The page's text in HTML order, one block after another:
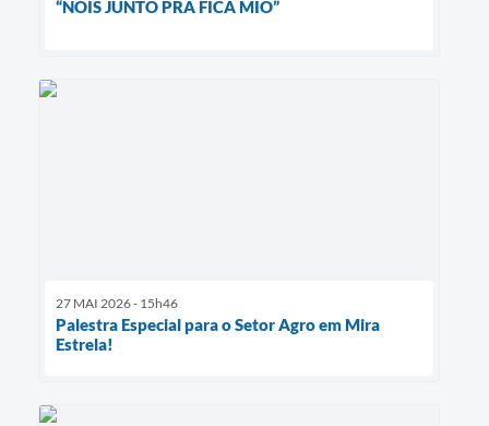
“NOIS JUNTO PRA FICÁ MIÓ”
27 MAI 2026 - 15h46
Palestra Especial para o Setor Agro em Mira
Estrela!